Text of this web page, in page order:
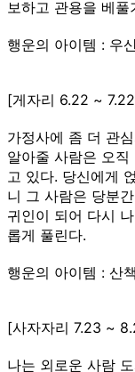
보하고 관용을 베풀
행운의 아이템 : 우
[게자리 6.22 ~
가정사에 좀 더 관
알아줄 사람은 오
고 있다. 당신에게
니 그 사람은 당분
귀인이 되어 다시
롭게 풀린다.
행운의 아이템 : 산책
[사자자리 7.23 ~
나는 외로운 사람